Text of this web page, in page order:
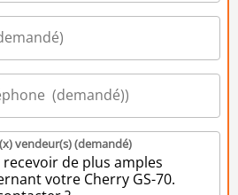
vendeur(s) (demandé)